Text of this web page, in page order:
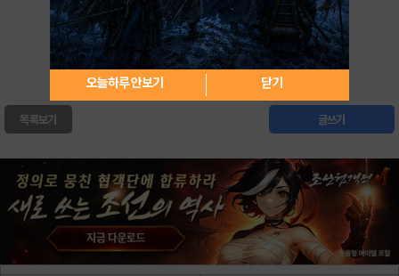
0 북마크
목록보기 글쓰기
오늘하루 안보기 닫기